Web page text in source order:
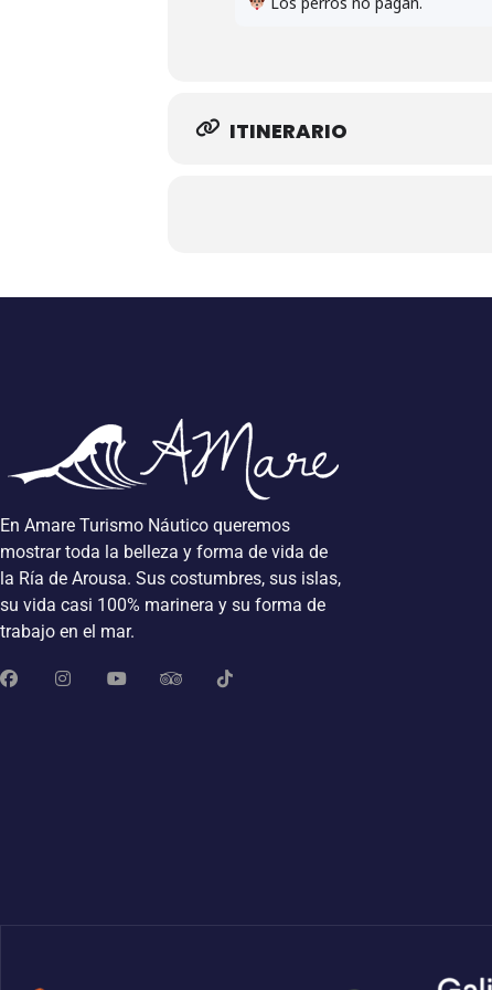
ITINERARIO
En Amare Turismo Náutico queremos
mostrar toda la belleza y forma de vida de
la Ría de Arousa. Sus costumbres, sus islas,
su vida casi 100% marinera y su forma de
trabajo en el mar.